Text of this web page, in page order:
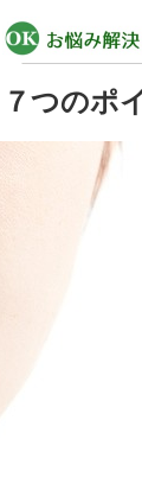
つのポ